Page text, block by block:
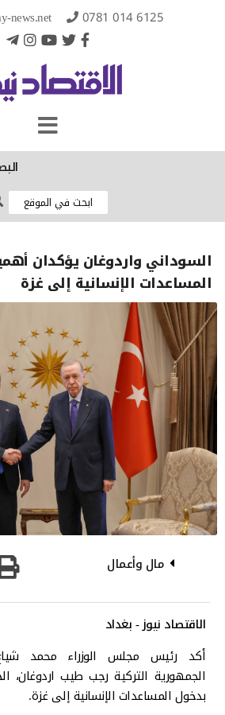
news.net 0781 014 6125
السوداني واردوغان يؤكدان
المساعدات الإنسانية إلى غزة
مال وأعمال
الاقتصاد نيوز - بغداد
أكد رئيس مجلس الوزراء محمد
الجمهورية التركية رجب طيب اردوغان،
بدخول المساعدات الإنسانية إلى غزة.